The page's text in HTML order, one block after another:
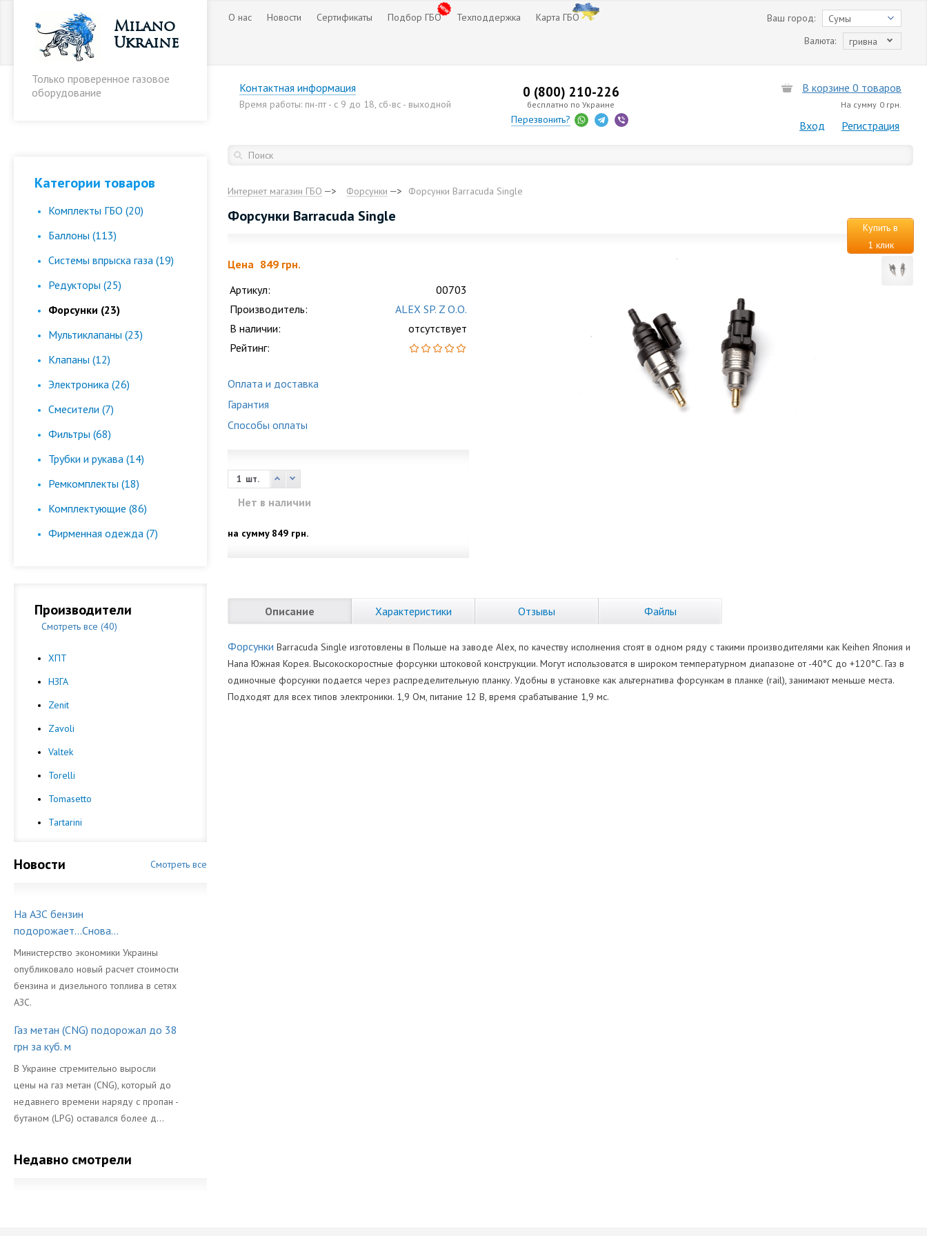
Milano
Ukraine
Только проверенное газовое
оборудование
О нас Новости Сертификаты Подбор ГБО Техподдержка Карта ГБО Сумы
Ваш город:
гривна
Валюта:
Контактная информация
Время работы: пн-пт - с 9 до 18, сб-вс - выходной
0 (800) 210-226
бесплатно по Украине
Перезвонить?
В корзине 0 товаров
На сумму 0 грн.
Вход Регистрация
Категории товаров
Комплекты ГБО (20)
Баллоны (113)
Cистемы впрыска газа (19)
Редукторы (25)
Форсунки (23)
Мультиклапаны (23)
Клапаны (12)
Электроника (26)
Смесители (7)
Фильтры (68)
Трубки и рукава (14)
Ремкомплекты (18)
Комплектующие (86)
Фирменная одежда (7)
Производители
Смотреть все (40)
ХПТ
НЗГА
Zenit
Zavoli
Valtek
Torelli
Tomasetto
Tartarini
Новости Смотреть все
На АЗС бензин
подорожает...Снова...
Министерство экономики Украины
опубликовало новый расчет стоимости
бензина и дизельного топлива в сетях
АЗС.
Газ метан (CNG) подорожал до 38
грн за куб. м
В Украине стремительно выросли
цены на газ метан (CNG), который до
недавнего времени наряду с пропан -
бутаном (LPG) оставался более д...
Недавно смотрели
Интернет магазин ГБО Форсунки Форсунки Barracuda Single
Форсунки Barracuda Single
Купить в
1 клик
Цена 849 грн.
Артикул:
00703
Производитель:
ALEX SP. Z O.O.
В наличии:
отсутствует
Рейтинг:
Оплата и доставка
Гарантия
Способы оплаты
шт.
Нет в наличии
на сумму 849 грн.
Описание Характеристики Отзывы Файлы
Форсунки Barracuda Single изготовлены в Польше на заводе Alex, по качеству исполнения стоят в одном ряду с такими производителями как Keihen Япония и
Hana Южная Корея. Высокоскоростные форсунки штоковой конструкции. Могут использоватся в широком температурном диапазоне от -40°С до +120°С. Газ в
одиночные форсунки подается через распределительную планку. Удобны в установке как альтернатива форсункам в планке (rail), занимают меньше места.
Подходят для всех типов электроники. 1,9 Ом, питание 12 В, время срабатывание 1,9 мс.